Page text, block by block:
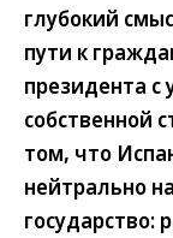
глубокий
пути к
президента с
собственной
том, что
нейтрально
государство: